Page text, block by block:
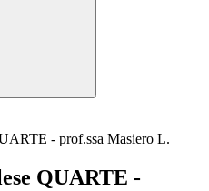
- prof.ssa Masiero L.
QUARTE -